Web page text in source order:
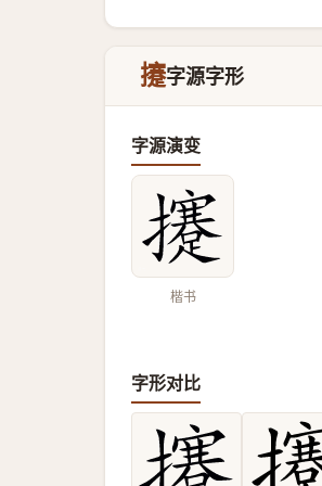
攓字源字形
字源演变
楷书
字形对比